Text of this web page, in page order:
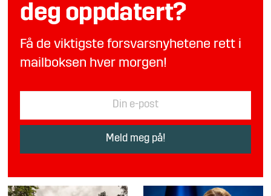
deg oppdatert?
Få de viktigste forsvarsnyhetene rett i
mailboksen hver morgen!